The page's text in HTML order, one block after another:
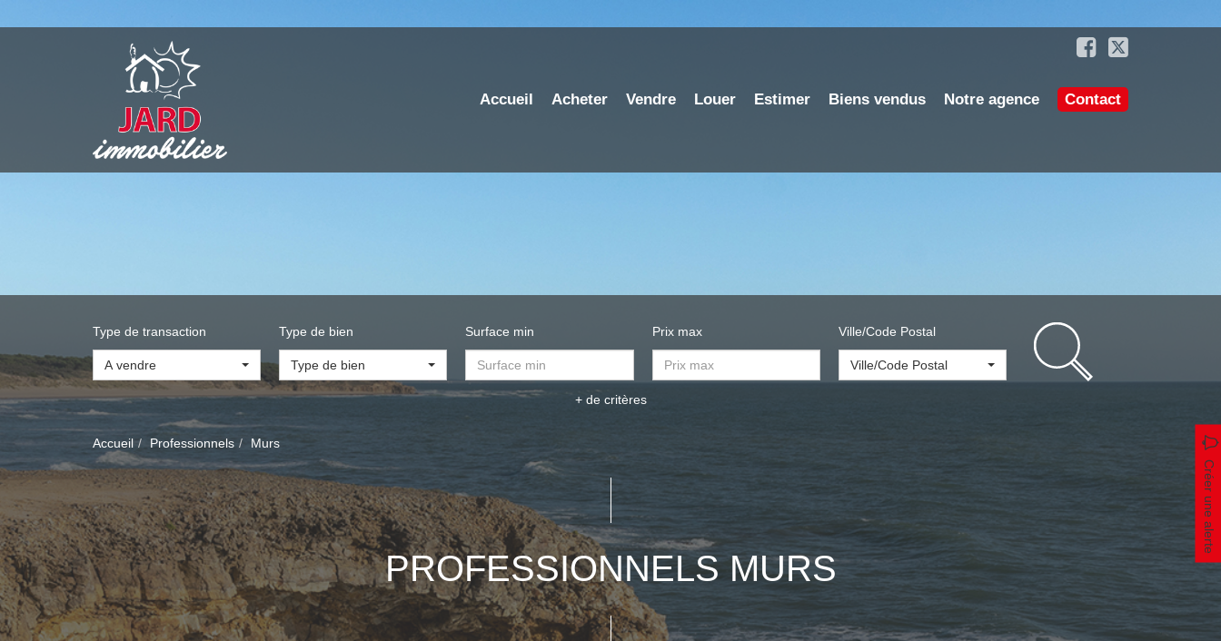
Accueil Acheter Vendre Louer Estimer Biens vendus Notre agence Contact
Type de transaction
A vendre
Type de bien
Type de bien
Surface min Prix max Ville/Code Postal
Ville/Code Postal
+ de critères
Accueil Professionnels Murs
PROFESSIONNELS MURS
Créer une alerte